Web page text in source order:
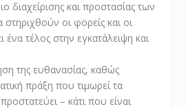
διαχείρισης και προστασίας των
οι φορείς και οι
ένα τέλος στην εγκατάλειψη και
της ευθανασίας, καθώς
πράξη που τιμωρεί τα
– κάτι που είναι